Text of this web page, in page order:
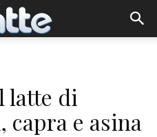
latte di
capra e asina